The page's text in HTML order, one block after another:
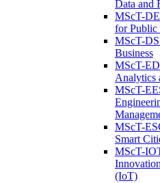
Data and
MScT-
for Public
MScT-
Business
MScT-
Analytics
MScT-
MScT-
Smart
MScT-
(IoT)